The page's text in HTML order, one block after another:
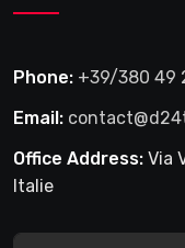
Phone: +39/380 49
Email:
Office Address: Via
Italie